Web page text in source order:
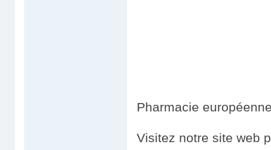
Pharmacie
Visitez notre site web